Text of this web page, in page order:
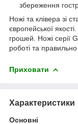
збереження
Ножі та клівера зі
європейської
грошей. Ножі серії
роботі та
Приховати
Характеристики
Основні